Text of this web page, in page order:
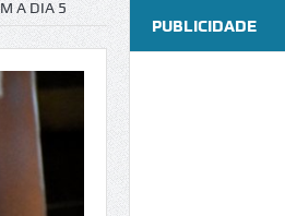
A DIA 5
PUBLICIDADE